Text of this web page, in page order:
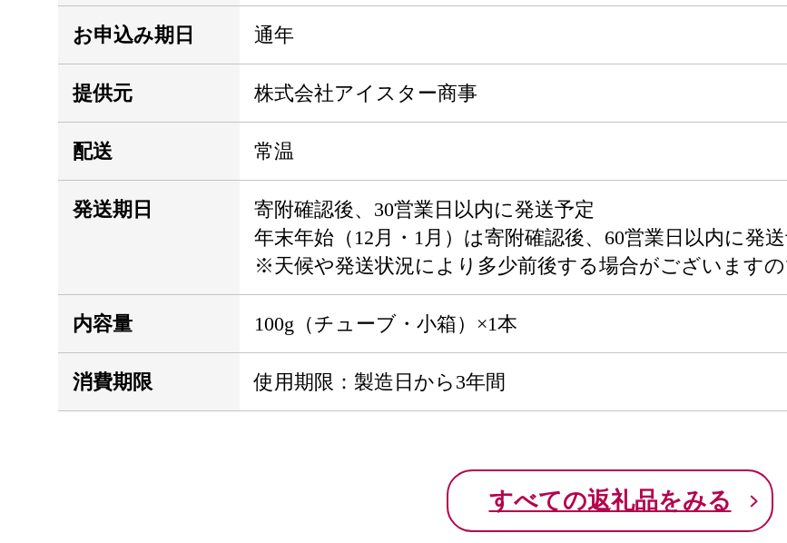
お申込み期日 通年
提供元 株式会社アイスター商事
配送 常温
発送期日
寄附確認後、30営業日以内に発送予定
年末年始（12月・1月）は寄附確認後、60営業日以内に発
※天候や発送状況により多少前後する場合がございますの
内容量 100g（チューブ・小箱）×1本
消費期限 使用期限：製造日から3年間
すべての返礼品をみる